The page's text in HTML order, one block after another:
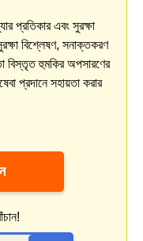
প্রতিকার এবং সুরক্ষা
বিশ্লেষণ, সনাক্তকরণ
বিস্তৃত হুমকির অপসারণের
প্রদানে সহায়তা করার